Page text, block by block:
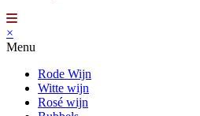
×
Menu
Rode Wijn
Witte wijn
Rosé wijn